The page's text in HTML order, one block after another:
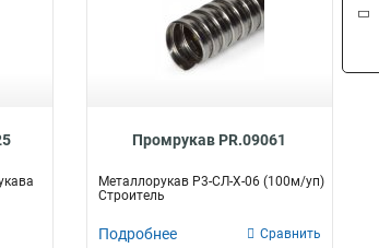
Промрукав PR.09061
Металлорукав Р3-СЛ-Х-06 (100м/уп)
Строитель
Подробнее Сравнить